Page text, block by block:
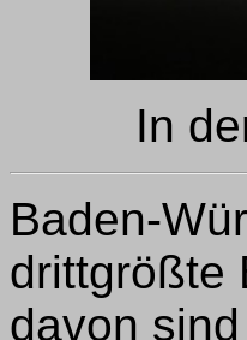
In
Baden-
drittgrößte
davon